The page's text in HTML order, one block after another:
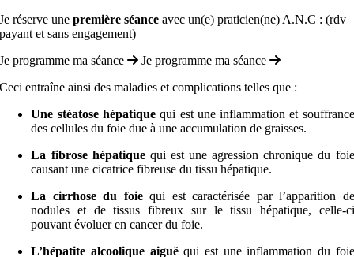
Je réserve unepremière séance avec un(e) praticien(ne) A.N.C : (rdv
payant et sans engagement)
Je programme ma séance
Je programme ma séance
Ceci entraîne ainsi des maladies et complications telles que :
Une stéatose hépatique qui est une inflammation et souffrance
des cellules du foie due à une accumulation de graisses.
La fibrose hépatiquequi est une agression chronique du foie
causant une cicatrice fibreuse du tissu hépatique.
La cirrhose du foiequi est caractérisée par l’apparition de
nodules et de tissus fibreux sur le tissu hépatique, celle-ci
pouvant évoluer en cancer du foie.
L’hépatite alcoolique aiguë qui est une inflammation du foie